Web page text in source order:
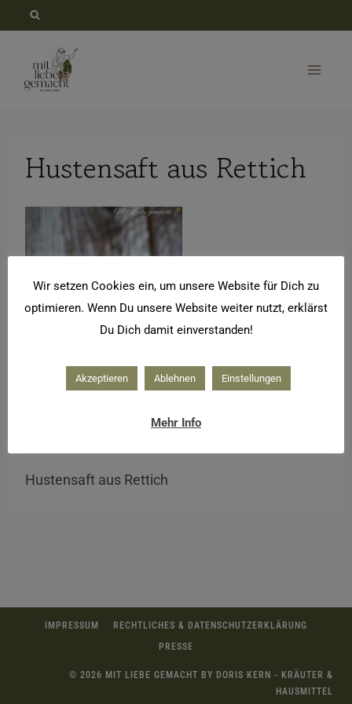
springen
Hustensaft aus Rettich
Hustensaft aus Rettich
IMPRESSUM
RECHTLICHES & DATENSCHUTZERKLÄRUNG
PRESSE
© 2026 MIT LIEBE GEMACHT BY DORIS KERN - KRÄUTER &
HAUSMITTEL
Wir setzen Cookies ein, um unsere Website für Dich zu
optimieren. Wenn Du unsere Website weiter nutzt, erklärst
Du Dich damit einverstanden!
Akzeptieren Ablehnen Einstellungen
Mehr Info